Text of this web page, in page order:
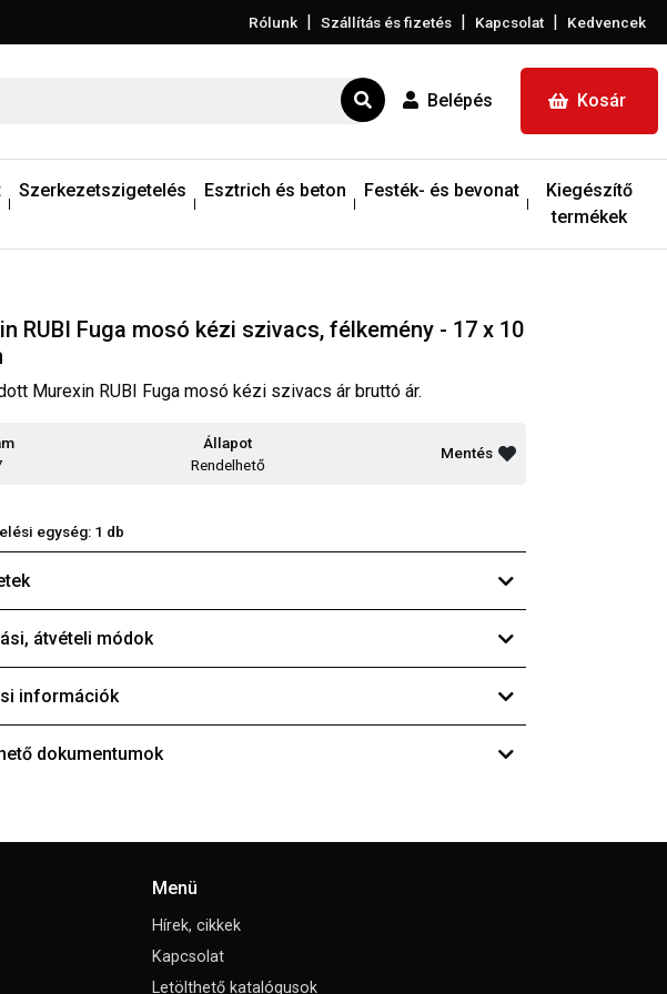
Rólunk | Szállítás és fizetés | Kapcsolat | Kedvencek
Belépés Kosár
Szerkezetszigetelés Esztrich és beton Festék- és bevonat
Kiegészítő
termékek
RUBI Fuga mosó kézi szivacs, félkemény - 17 x 10
Murexin RUBI Fuga mosó kézi szivacs ár bruttó ár.
Állapot
Rendelhető
Mentés
egység: 1 db
átvételi módok
információk
dokumentumok
Menü
Hírek, cikkek
Kapcsolat
Letölthető katalógusok